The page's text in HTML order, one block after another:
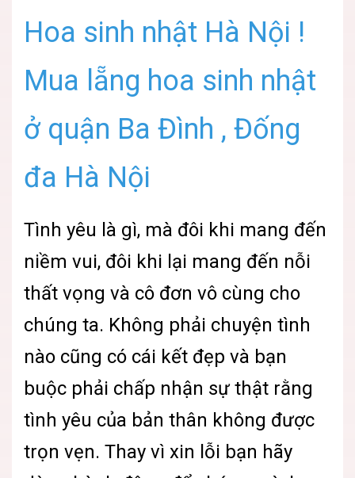
Hoa sinh nhật Hà Nội !
Mua lẵng hoa sinh nhật
ở quận Ba Đình , Đống
đa Hà Nội
Tình yêu là gì, mà đôi khi mang đến
niềm vui, đôi khi lại mang đến nỗi
thất vọng và cô đơn vô cùng cho
chúng ta. Không phải chuyện tình
nào cũng có cái kết đẹp và bạn
buộc phải chấp nhận sự thật rằng
tình yêu của bản thân không được
trọn vẹn. Thay vì xin lỗi bạn hãy